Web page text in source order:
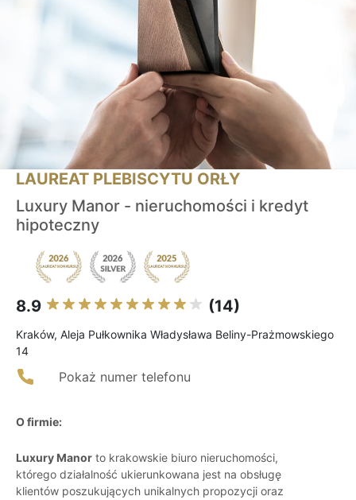
LAUREAT PLEBISCYTU ORŁY
Luxury Manor - nieruchomości i kredyt
hipoteczny
8.9 (14)
Kraków, Aleja Pułkownika Władysława Beliny-Prażmowskiego
14
Pokaż numer telefonu
O firmie:
Luxury Manor to krakowskie biuro nieruchomości,
którego działalność ukierunkowana jest na obsługę
klientów poszukujących unikalnych propozycji oraz